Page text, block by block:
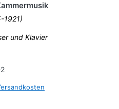
1921)
und Klavier